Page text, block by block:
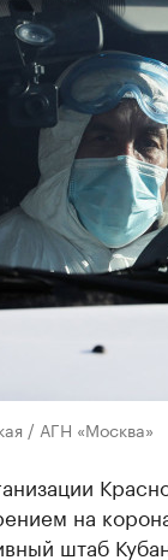
/ АГН «Москва»
на
штаб